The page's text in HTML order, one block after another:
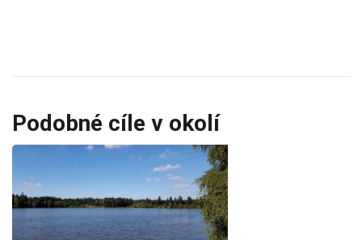
Podobné cíle v okolí